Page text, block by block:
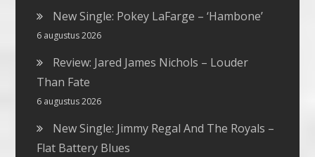
New Single: Pokey LaFarge – ‘Hambone’
6 augustus 2026
Review: Jared James Nichols – Louder
Than Fate
6 augustus 2026
New Single: Jimmy Regal And The Royals –
Flat Battery Blues